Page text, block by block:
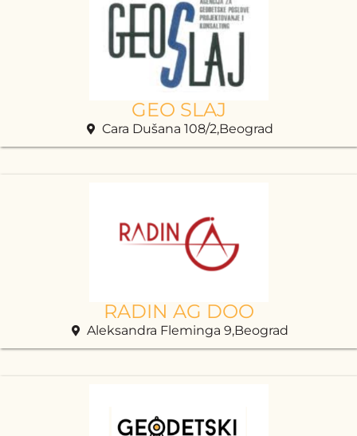
GEO SLAJ
Cara Dušana 108/2,Beograd
RADIN AG DOO
Aleksandra Fleminga 9,Beograd